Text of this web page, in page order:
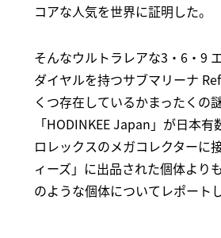
コアな人気を世界に証明した。
そんなウルトラレアな3・6・9
ダイヤルを持つサブマリーナ
くつ存在しているかまったくの
「HODINKEE Japan」が日本
ロレックスのメガコレクターに
ィーズ」に出品された個体より
のような個体についてレポート